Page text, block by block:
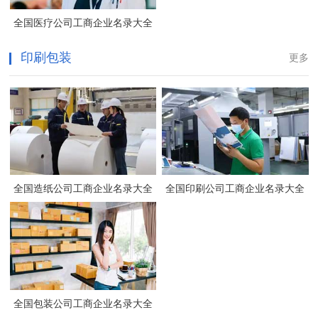
全国医疗公司工商企业名录大全
更多
印刷包装
全国造纸公司工商企业名录大全 全国印刷公司工商企业名录大全
全国包装公司工商企业名录大全